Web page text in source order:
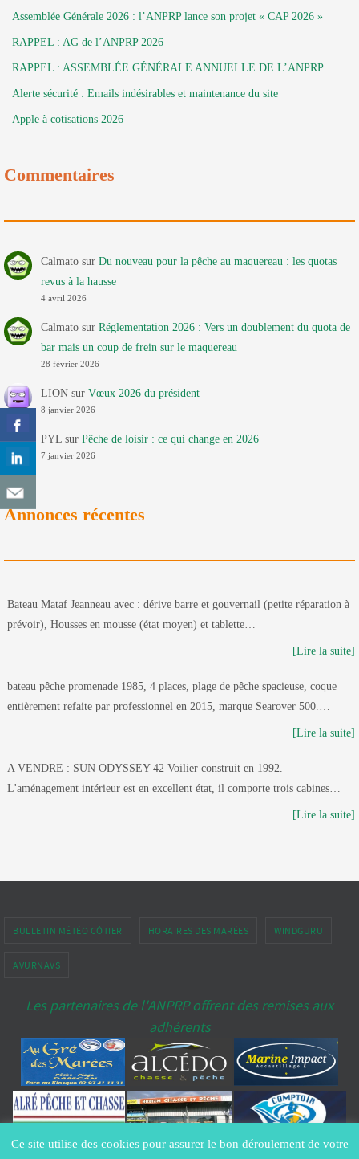
Assemblée Générale 2026 : l’ANPRP lance son projet « CAP 2026 »
RAPPEL : AG de l’ANPRP 2026
RAPPEL : ASSEMBLÉE GÉNÉRALE ANNUELLE DE L’ANPRP
Alerte sécurité : Emails indésirables et maintenance du site
Apple à cotisations 2026
Commentaires
Calmatosur Du nouveau pour la pêche au maquereau : les quotas
revus à la hausse
4 avril 2026
Calmatosur Réglementation 2026 : Vers un doublement du quota de
bar mais un coup de frein sur le maquereau
28 février 2026
LIONsur Vœux 2026 du président
8 janvier 2026
PYLsur Pêche de loisir : ce qui change en 2026
7 janvier 2026
Annonces récentes
Bateau Mataf Jeanneau avec : dérive barre et gouvernail (petite réparation à
prévoir), Housses en mousse (état moyen) et tablette…
[Lire la suite]
bateau pêche promenade 1985, 4 places, plage de pêche spacieuse, coque
entièrement refaite par professionnel en 2015, marque Searover 500.…
[Lire la suite]
A VENDRE : SUN ODYSSEY 42 Voilier construit en 1992.
L'aménagement intérieur est en excellent état, il comporte trois cabines…
[Lire la suite]
BULLETIN MÉTÉO CÔTIER HORAIRES DES MARÉES WINDGURU
AVURNAVS
Les partenaires de l'ANPRP offrent des remises aux
adhérents
Copyright ANPRP-port-penerf.fr® - All Rights Reserved -Contacter le
Ce site utilise des cookies pour assurer le bon déroulement de votre